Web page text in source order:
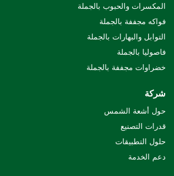
المكسرات والحبوب بالجملة
فواكه مجففة بالجملة
التوابل والبهارات بالجملة
فاصوليا بالجملة
خضراوات مجففة بالجملة
شركة
حول أشعة الشمس
قدرات التصنيع
حلول التطبيقات
دعم الخدمة